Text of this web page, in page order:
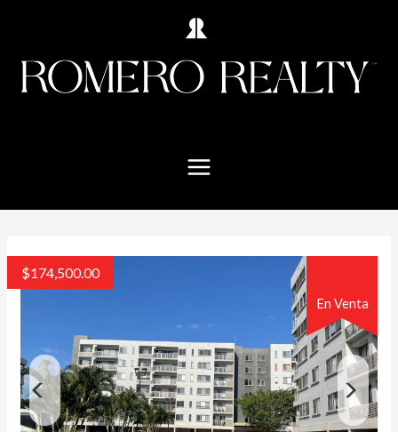
En Venta
$174,500.00